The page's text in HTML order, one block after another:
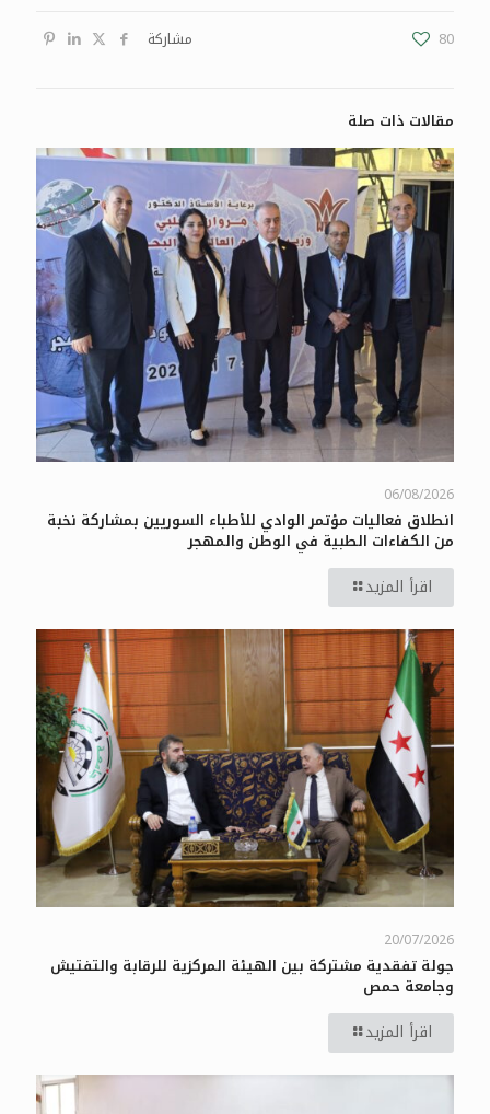
مشاركة
80
مقالات ذات صلة
06/08/2026
انطلاق فعاليات مؤتمر الوادي للأطباء السوريين بمشاركة نخبة
من الكفاءات الطبية في الوطن والمهجر
اقرأ المزيد
20/07/2026
جولة تفقدية مشتركة بين الهيئة المركزية للرقابة والتفتيش
وجامعة حمص
اقرأ المزيد